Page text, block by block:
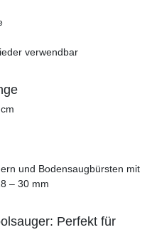
verwendbar
und Bodensaugbürsten mit
– 30 mm
Perfekt für